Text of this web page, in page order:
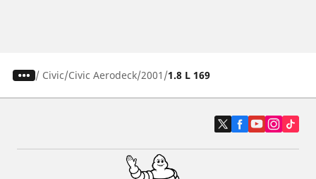
/ Civic Civic Aerodeck 2001 1.8 L 169